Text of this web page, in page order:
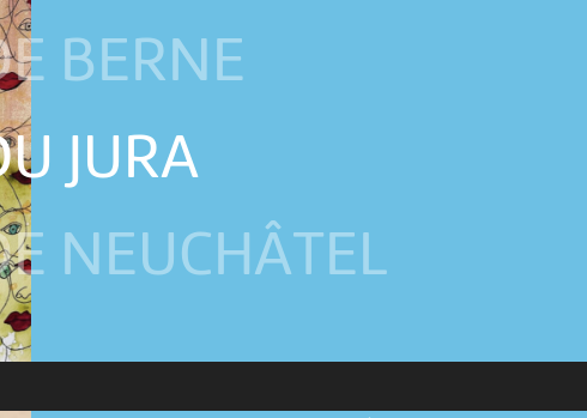
BERNE
JURA
NEUCHÂTEL